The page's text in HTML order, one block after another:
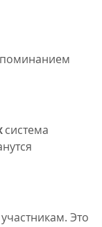
система
Это